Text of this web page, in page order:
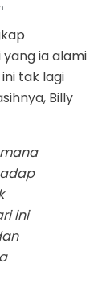
ia alami
tak lagi
Billy
ini